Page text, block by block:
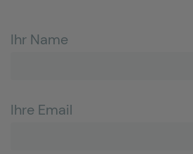
Ihr Name
Ihre Email